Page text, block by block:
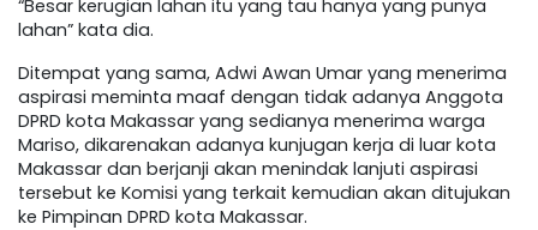
“Besar kerugian lahan itu yang tau hanya yang punya
lahan” kata dia.
Ditempat yang sama, Adwi Awan Umar yang menerima
aspirasi meminta maaf dengan tidak adanya Anggota
DPRD kota Makassar yang sedianya menerima warga
Mariso, dikarenakan adanya kunjugan kerja di luar kota
Makassar dan berjanji akan menindak lanjuti aspirasi
tersebut ke Komisi yang terkait kemudian akan ditujukan
ke Pimpinan DPRD kota Makassar.